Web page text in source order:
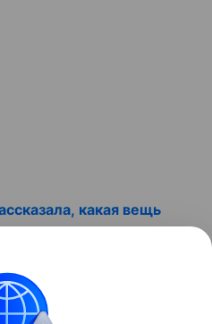
какая вещь
двумя детьми